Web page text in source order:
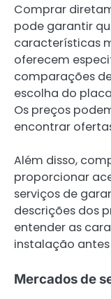
Comprar
pode garantir
características
oferecem
comparações
escolha do
Os preços
encontrar
Além disso,
proporcionar
serviços de
descrições dos
entender as
instalação
Mercados de